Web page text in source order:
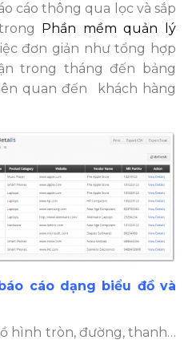
cáo thông qua lọc và sắp
Phần mềm quản lý
đơn giản như tổng hợp
trong tháng đến bảng
quan đến khách hàng
cáo dạng biểu đồ và
hình tròn, đường, thanh…